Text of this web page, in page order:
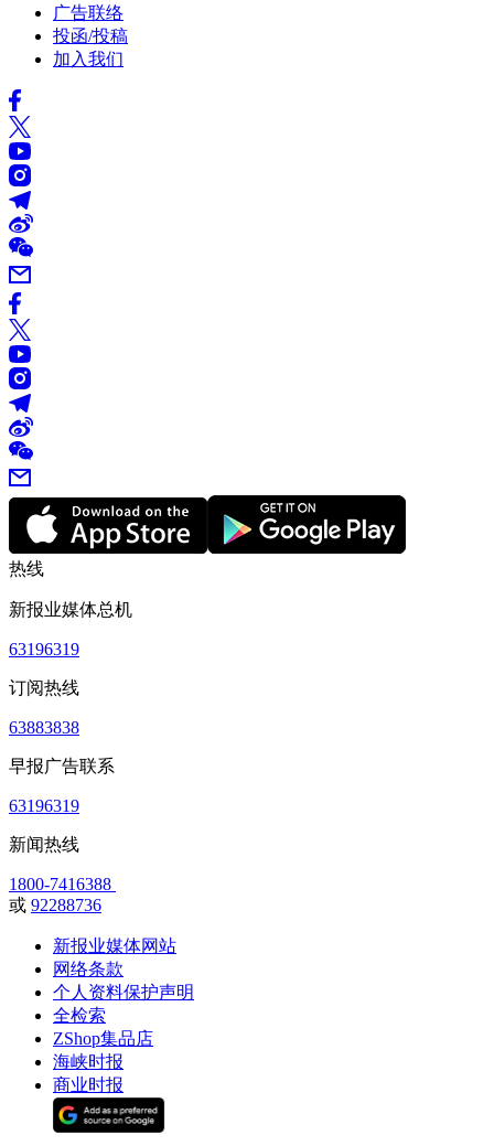
广告联络
投函/投稿
加入我们
热线
新报业媒体总机
63196319
订阅热线
63883838
早报广告联系
63196319
新闻热线
1800-7416388
或 92288736
新报业媒体网站
网络条款
个人资料保护声明
全检索
ZShop集品店
海峡时报
商业时报